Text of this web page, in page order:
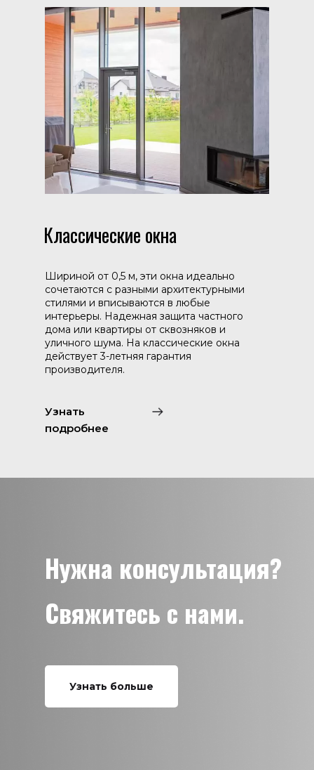
Узнать
подробнее
Шириной от 0,5 м, эти окна идеально
сочетаются с разными архитектурными
стилями и вписываются в любые
интерьеры. Надежная защита частного
дома или квартиры от сквозняков и
уличного шума. На классические окна
действует 3-летняя гарантия
производителя.
Классические окна
Нужна консультация?
Свяжитесь с нами.
Узнать больше